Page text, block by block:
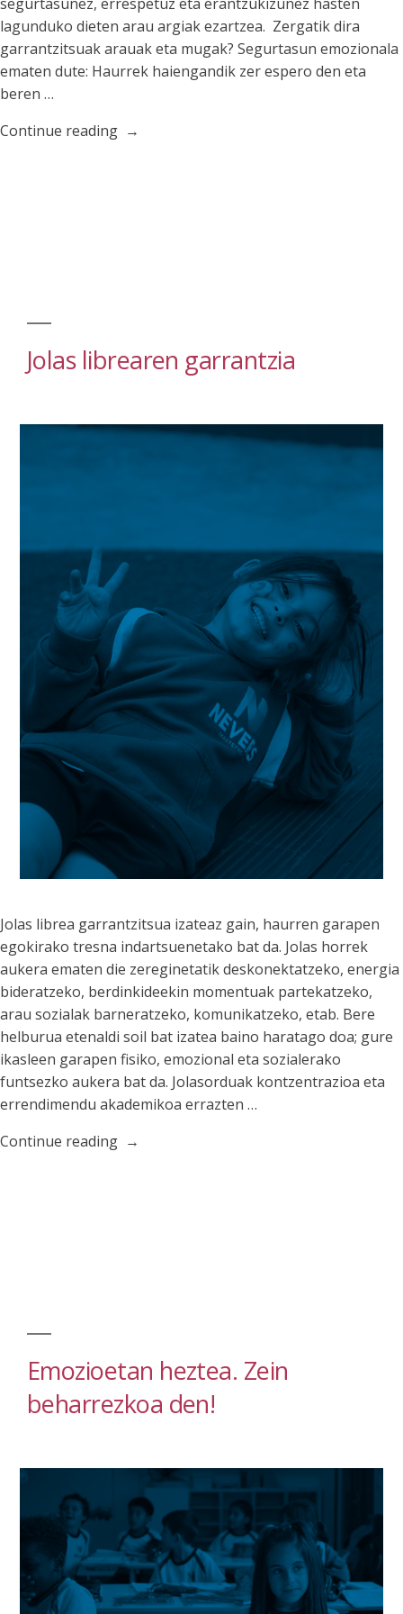
lagunduko dieten arau argiak ezartzea. Zergatik dira
garrantzitsuak arauak eta mugak? Segurtasun emozionala
ematen dute: Haurrek haiengandik zer espero den eta
beren …
Continue reading“Arauen
Jolas librearen garrantzia
Jolas librea garrantzitsua izateaz gain, haurren garapen
egokirako tresna indartsuenetako bat da. Jolas horrek
aukera ematen die zereginetatik deskonektatzeko, energia
bideratzeko, berdinkideekin momentuak partekatzeko,
arau sozialak barneratzeko, komunikatzeko, etab. Bere
helburua etenaldi soil bat izatea baino haratago doa; gure
ikasleen garapen fisiko, emozional eta sozialerako
funtsezko aukera bat da. Jolasorduak kontzentrazioa eta
errendimendu akademikoa errazten …
Continue reading“Jolas
Emozioetan heztea. Zein
beharrezkoa den!